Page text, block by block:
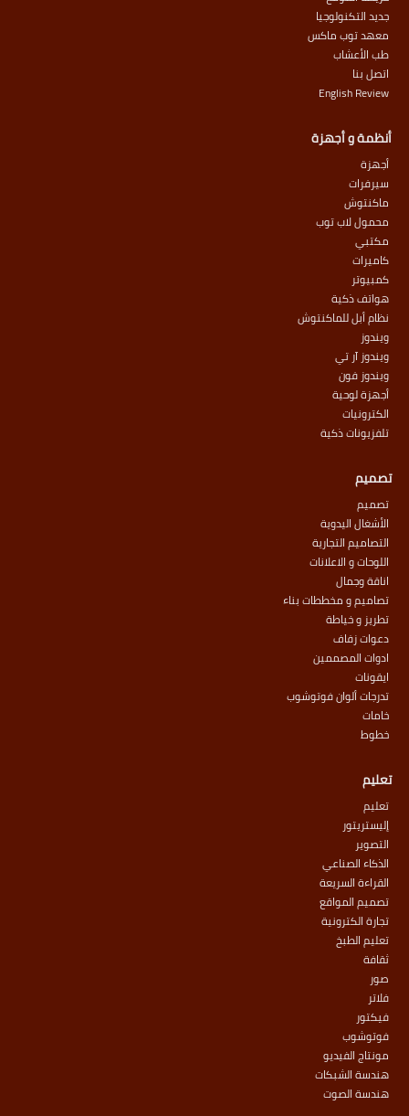
جديد التكنولوجيا
معهد توب ماكس
طب الأعشاب
اتصل بنا
English Review
أنظمة و أجهزة
أجهزة
سيرفرات
ماكنتوش
محمول لاب توب
مكتبي
كاميرات
كمبيوتر
هواتف ذكية
نظام أبل للماكنتوش
ويندوز
ويندوز آر تي
ويندوز فون
أجهزة لوحية
الكترونيات
تلفزيونات ذكية
تصميم
تصميم
الأشغال اليدوية
التصاميم التجارية
اللوحات و الاعلانات
اناقة وجمال
تصاميم و مخططات بناء
تطريز و خياطة
دعوات زفاف
ادوات المصممين
ايقونات
تدرجات ألوان فوتوشوب
خامات
خطوط
تعليم
تعليم
إليستريتور
التصوير
الذكاء الصناعي
القراءة السريعة
تصميم المواقع
تجارة الكترونية
تعليم الطبخ
ثقافة
صور
فلاتر
فيكتور
فوتوشوب
مونتاج الفيديو
هندسة الشبكات
هندسة الصوت